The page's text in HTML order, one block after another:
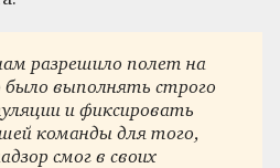
разрешило полет на
выполнять строго
и фиксировать
команды для того,
смог в своих